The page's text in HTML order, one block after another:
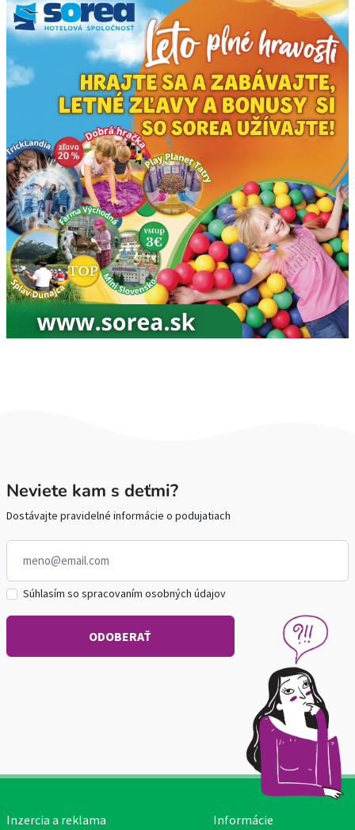
Neviete kam s deťmi?
Dostávajte pravidelné informácie o podujatiach
Súhlasím so spracovaním osobných údajov
Inzercia a reklama Informácie